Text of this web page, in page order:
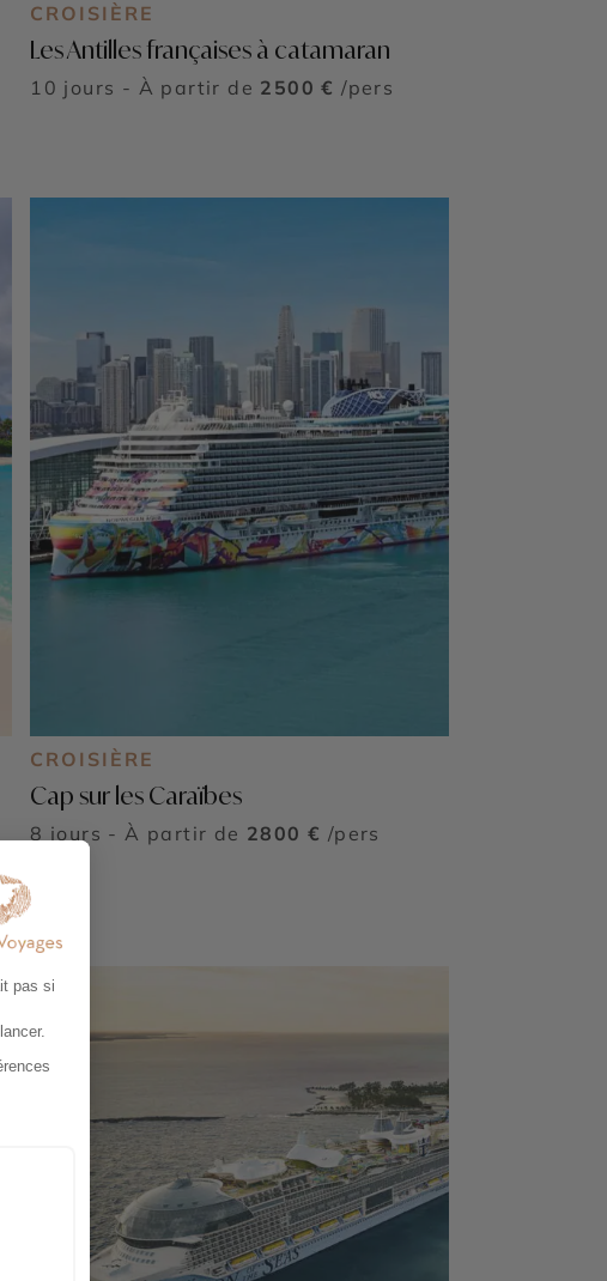
CROISIÈRE
Les Antilles françaises à catamaran
10 jours - À partir de 2500 € /pers
CROISIÈRE
Cap sur les Caraïbes
8 jours - À partir de 2800 € /pers